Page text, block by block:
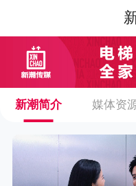
新潮简介 媒体资